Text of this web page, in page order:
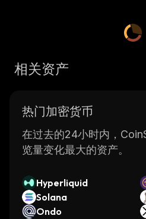
相关资产
热门加密货币
在过去的24小时内，
览量变化最大的资产。
Hyperliquid
Solana
Ondo